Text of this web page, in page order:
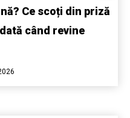
Ce scoți din priză
când revine